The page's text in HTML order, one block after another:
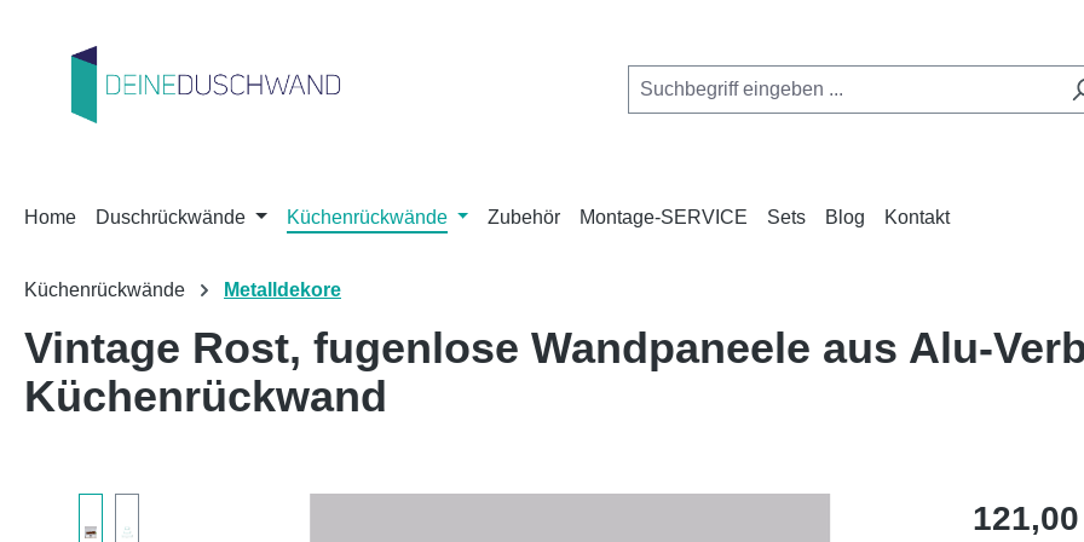
Home Duschrückwände Küchenrückwände Zubehör Montage-SERVICE Sets Blog Kontakt
Küchenrückwände Metalldekore
Vintage Rost, fugenlose Wandpaneele aus Alu-
Küchenrückwand
Regulärer